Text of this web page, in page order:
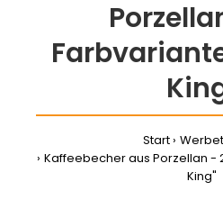
Start
Kaffeebecher aus Porzellan -
King"